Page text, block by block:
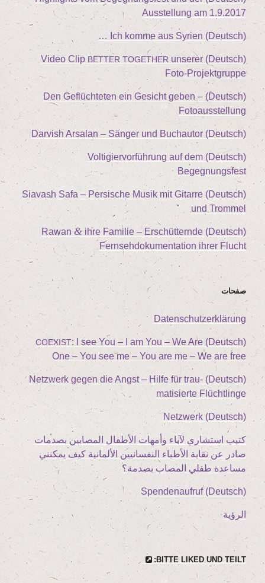
Aus­stel­lung am1.9.2017
(Deutsch) Ich kom­me aus Syrien …
(Deutsch) Video Clip
BETTER TOGETHER unse­rer
Foto-Projektgruppe
(Deutsch) Den Geflüch­te­ten ein Gesicht geben –
Fotoausstellung
(Deutsch) Dar­vish Arsalan – Sän­ger und Buchautor
(Deutsch) Vol­ti­gier­vor­füh­rung auf dem
Begegnungsfest
(Deutsch) Sia­vash Safa – Per­si­sche Musik mit Gitar­re
und Trommel
(Deutsch) Rawan
&ihre Fami­lie – Erschüt­tern­de
Fern­seh­do­ku­men­ta­ti­on ihrer Flucht
صفحات
Daten­schutz­er­klä­rung
(Deutsch)
COEXIST: I see You – I am You – We Are
One – You see me – You are me – We are free
(Deutsch) Netz­werk gegen die Angst – Hil­fe für trau­
ma­ti­sier­te Flüchtlinge
(Deutsch) Netz­werk
كتيب استشاري لآباء وأمهات الأطفال المصابين بصدمات
صادر عن نقابة الأطباء النفسانيين الألمانية كيف يمكنني
مساعدة طفلي المصاب بصدمة؟
(Deutsch) Spen­den­auf­ruf
الرؤية
BIT­TE LIK­ED UND TEILT: